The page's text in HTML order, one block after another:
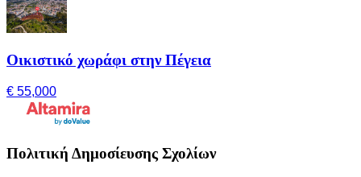
Οικιστικό χωράφι στην Πέγεια
€ 55,000
Πολιτική Δημοσίευσης Σχολίων